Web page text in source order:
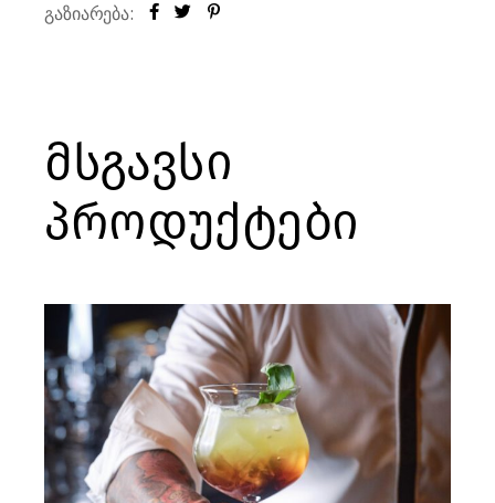
გაზიარება:
მსგავსი
პროდუქტები